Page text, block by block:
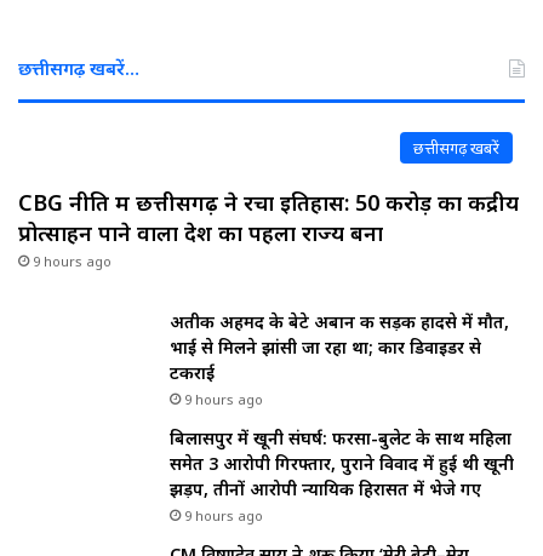
छत्तीसगढ़ खबरें…
छत्तीसगढ़ खबरें
CBG नीति में छत्तीसगढ़ ने रचा इतिहास: ₹50 करोड़ का केंद्रीय
प्रोत्साहन पाने वाला देश का पहला राज्य बना
9 hours ago
अतीक अहमद के बेटे अबान की सड़क हादसे में मौत,
भाई से मिलने झांसी जा रहा था; कार डिवाइडर से
टकराई
9 hours ago
बिलासपुर में खूनी संघर्ष: फरसा-बुलेट के साथ महिला
समेत 3 आरोपी गिरफ्तार, पुराने विवाद में हुई थी खूनी
झड़प, तीनों आरोपी न्यायिक हिरासत में भेजे गए
9 hours ago